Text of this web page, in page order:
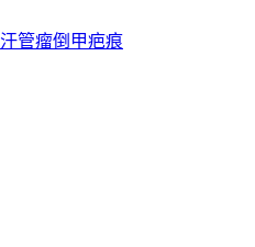
汗管瘤倒甲疤痕